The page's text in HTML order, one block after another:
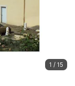
1 / 15